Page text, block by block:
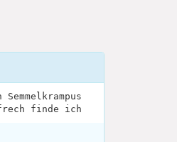
finde ich